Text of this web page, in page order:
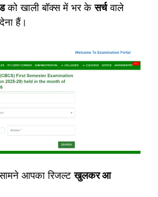
को खाली बॉक्स में भर के सर्चवाले
हैं।
आपका रिजल्ट खुलकर आ